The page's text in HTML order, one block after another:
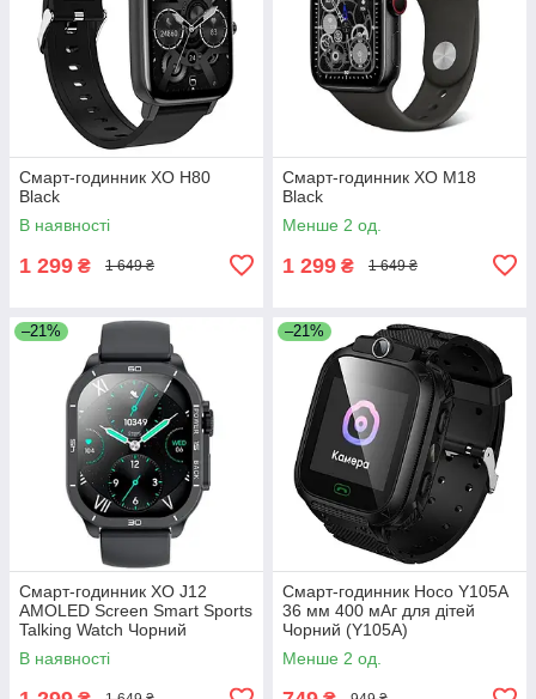
Смарт-годинник XO H80
Black
В наявності
1 299 ₴ 1 649 ₴
Смарт-годинник XO M18
Black
Менше 2 од.
1 299 ₴ 1 649 ₴
–21%
Смарт-годинник XO J12
AMOLED Screen Smart Sports
Talking Watch Чорний
В наявності
–21%
Смарт-годинник Hoco Y105A
36 мм 400 мАг для дітей
Чорний (Y105A)
Менше 2 од.